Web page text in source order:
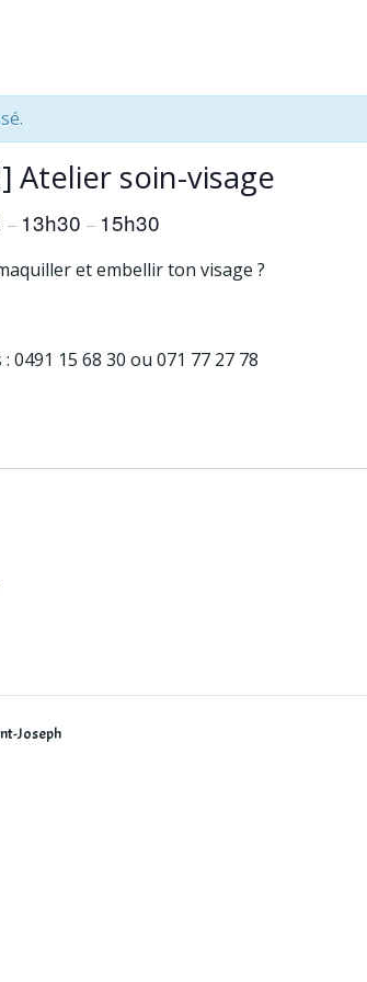
Atelier soin-visage
– 13h30 – 15h30
et embellir ton visage ?
0491 15 68 30 ou 071 77 27 78
Joseph